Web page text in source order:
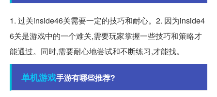
1. 过关inside46关需要一定的技巧和耐心。2. 因为inside4
6关是游戏中的一个难关,需要玩家掌握一些技巧和策略才
能通过。同时,需要耐心地尝试和不断练习,才能找。
单机游戏手游有哪些推荐?